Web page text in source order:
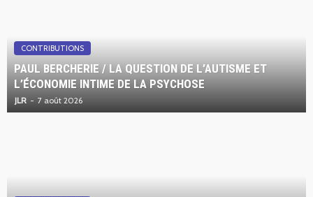
CONTRIBUTIONS
PAUL BERCHERIE / LA QUESTION DE L’AUTISME ET
L’ÉCONOMIE INTIME DE LA PSYCHOSE
JLR 7 août 2026